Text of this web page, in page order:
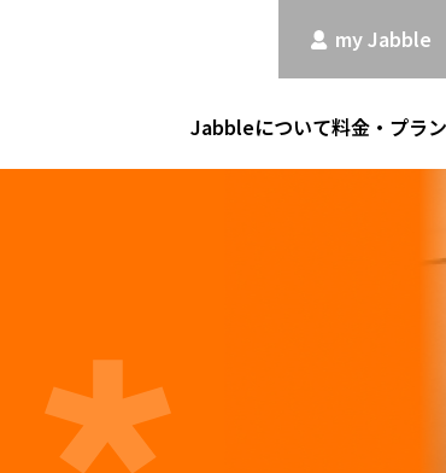
my Jabble
Jabbleについて料金・プラン